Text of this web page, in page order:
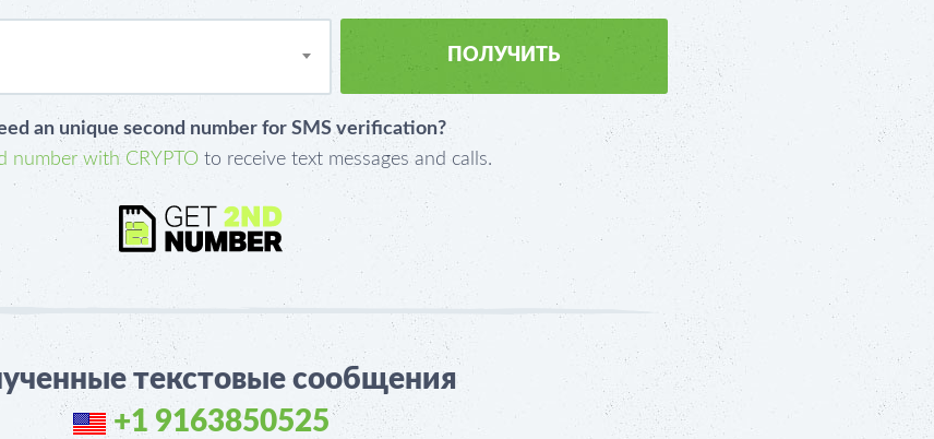
an unique second number for SMS verification?
number with CRYPTO to receive text messages and calls.
текстовые сообщения
+1 9163850525